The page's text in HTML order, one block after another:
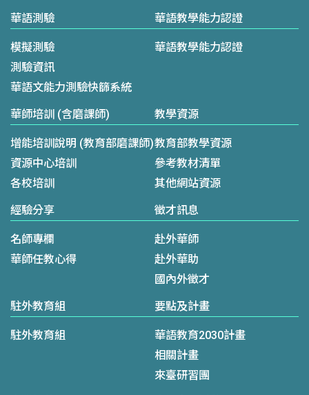
華語測驗
模擬測驗
測驗資訊
華語文能力測驗快篩系統
華語教學能力認證
華語教學能力認證
華師培訓 (含磨課師)
增能培訓說明 (教育部磨課師)
資源中心培訓
各校培訓
教學資源
教育部教學資源
參考教材清單
其他網站資源
經驗分享
名師專欄
華師任教心得
徵才訊息
赴外華師
赴外華助
國內外徵才
駐外教育組
駐外教育組
要點及計畫
華語教育2030計畫
相關計畫
來臺研習團